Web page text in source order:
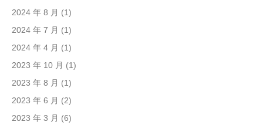
2024 年 8 月 (1)
2024 年 7 月 (1)
2024 年 4 月 (1)
2023 年 10 月 (1)
2023 年 8 月 (1)
2023 年 6 月 (2)
2023 年 3 月 (6)